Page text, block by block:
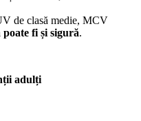
de clasă medie, MCV
poate fi și sigură.
adulți